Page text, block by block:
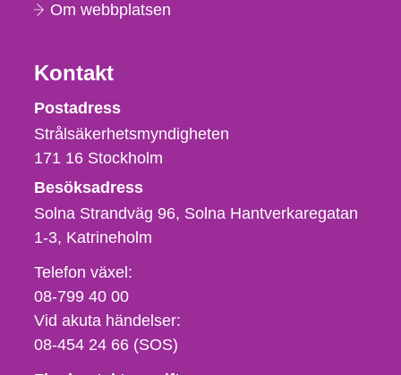
Om webbplatsen
Kontakt
Strålsäkerhetsmyndigheten
Postadress
Strålsäkerhetsmyndigheten
171 16 Stockholm
Besöksadress
Solna Strandväg 96, Solna Hantverkaregatan
1-3 Katrineholm
Telefon,
fax
och
e-
Telefon växel:
08-799 40 00
Vid akuta händelser:
08-454 24 66 (SOS)